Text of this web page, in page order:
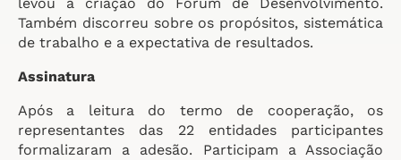
Também discorreu sobre os propósitos, sistemática
de trabalho e a expectativa de resultados.
Assinatura
Após a leitura do termo de cooperação, os
representantes das 22 entidades participantes
formalizaram a adesão. Participam a Associação